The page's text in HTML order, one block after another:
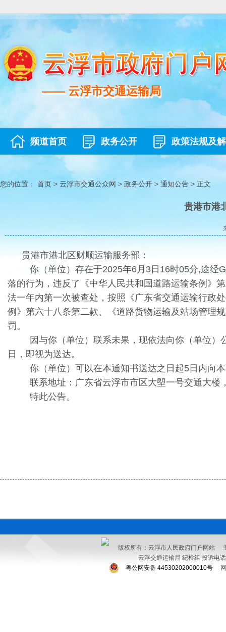
—— 云浮市交通运输局
—— 云浮市交通运输局
频道首页 政务公开 政策法规及
您的位置： 首页 > 云浮市交通公众网 > 政务公开 > 通知公告 > 正文
贵港市港
贵港市港北区财顺运输服务部：
你（单位）存在于2025年6月3日16时05分,途经
落的行为，违反了《中华人民共和国道路运输条例》
法一年内第一次被查处，按照《广东省交通运输行政
例》第六十八条第二款、《道路货物运输及站场管理
罚。
因与你（单位）联系未果，现依法向你（单位
日，即视为送达。
你（单位）可以在本通知书送达之日起5日内向
联系地址：广东省云浮市市区大塱一号交通大
特此公告。
版权所有：云浮市人民政府门户网站
云浮交通运输局 纪检组 投诉
粤公网安备 44530202000010号网